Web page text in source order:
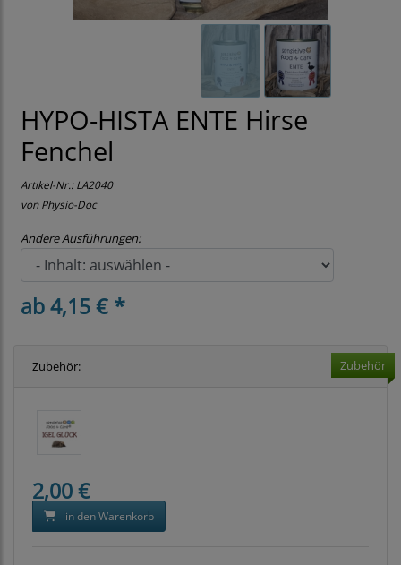
HYPO-HISTA ENTE Hirse
Fenchel
Artikel-Nr.:LA2040
von Physio-Doc
Andere Ausführungen:
ab 4,15 € *
Zubehör: Zubehör
2,00 €
in den Warenkorb